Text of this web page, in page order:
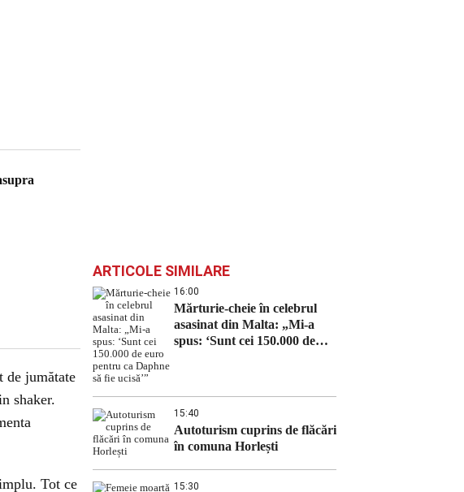
de jumătate
shaker.
Tot ce
ARTICOLE SIMILARE
16:00
Mărturie-cheie în celebrul
asasinat din Malta: „Mi-a
spus: ‘Sunt cei 150.000 de
15:40
Autoturism cuprins de flăcări
în comuna Horlești
15:30